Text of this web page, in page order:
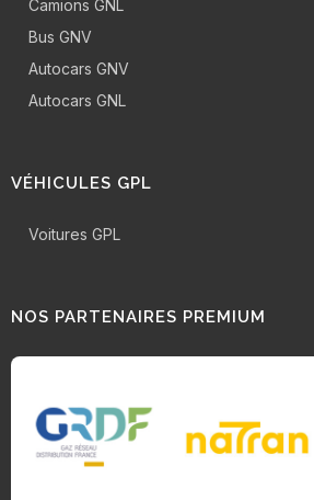
Camions GNL
Bus GNV
Autocars GNV
Autocars GNL
VÉHICULES GPL
Voitures GPL
NOS PARTENAIRES PREMIUM